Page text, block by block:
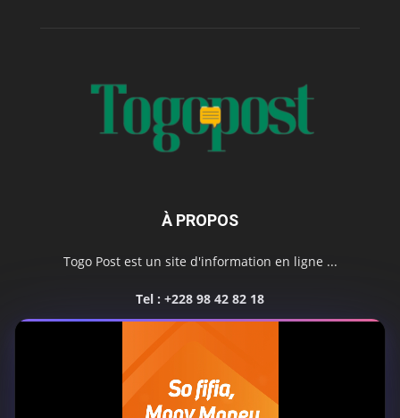
À PROPOS
Togo Post est un site d'information en ligne ...
Tel : +228 98 42 82 18
SUIVEZ NOUS